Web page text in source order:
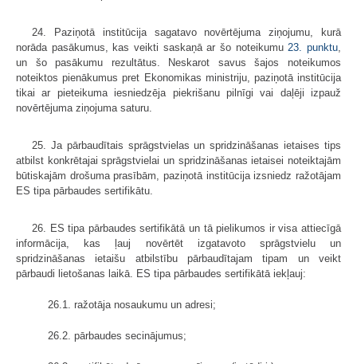
24. Paziņotā institūcija sagatavo novērtējuma ziņojumu, kurā
norāda pasākumus, kas veikti saskaņā ar šo noteikumu 23. punktu
un šo pasākumu rezultātus. Neskarot savus šajos noteikumos
noteiktos pienākumus pret Ekonomikas ministriju, paziņotā institūcija
tikai ar pieteikuma iesniedzēja piekrišanu pilnīgi vai daļēji izpauž
novērtējuma ziņojuma saturu.
25. Ja pārbaudītais sprāgstvielas un spridzināšanas ietaises tips
atbilst konkrētajai sprāgstvielai un spridzināšanas ietaisei noteiktajām
būtiskajām drošuma prasībām, paziņotā institūcija izsniedz ražotājam
ES tipa pārbaudes sertifikātu.
26. ES tipa pārbaudes sertifikātā un tā pielikumos ir visa attiecīgā
informācija, kas ļauj novērtēt izgatavoto sprāgstvielu un
spridzināšanas ietaišu atbilstību pārbaudītajam tipam un veikt
pārbaudi lietošanas laikā. ES tipa pārbaudes sertifikātā iekļauj:
26.1. ražotāja nosaukumu un adresi;
26.2. pārbaudes secinājumus;